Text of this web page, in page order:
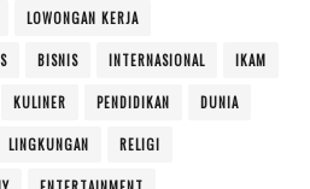
LOWONGAN KERJA
BISNIS INTERNASIONAL IKAM
KULINER PENDIDIKAN DUNIA
LINGKUNGAN RELIGI